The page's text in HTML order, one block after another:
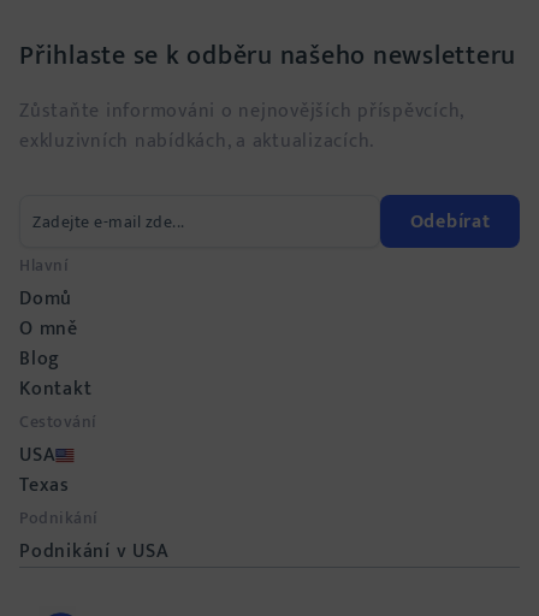
Hlavní
Domů
O mně
Blog
Kontakt
Cestování
USA
Texas
Podnikání
Podnikání v USA
Přihlaste se k odběru našeho newsletteru
Zůstaňte informováni o nejnovějších příspěvcích,
exkluzivních nabídkách, a aktualizacích.
Odebírat